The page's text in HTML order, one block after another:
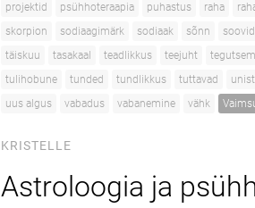
projektid
psühhoteraapia puhastus raha
skorpion
sodiaagimärk sodiaak sõnn
täiskuu
tasakaal teadlikkus teejuht
tulihobune
tunded tundlikkus tuttavad
uus algus
vabadus vabanemine vähk
KRISTELLE
Astroloogia ja